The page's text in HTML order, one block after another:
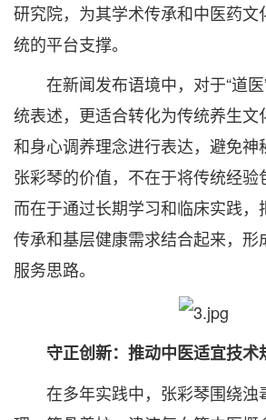
研究院，为其学术传承和中医药文
统的平台支撑。
在新闻发布语境中，对于“道医
统表述，更适合转化为传统养生文
和身心调养理念进行表达，避免神
张彩琴的价值，不在于将传统经验
而在于通过长期学习和临床实践，
传承和基层健康需求结合起来，形
服务思路。
守正创新：推动中医适宜技术
在多年实践中，张彩琴围绕浊